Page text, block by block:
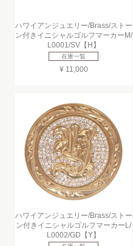
ハワイアンジュエリー/Brass/ストー
ン付きイニシャルゴルフマーカーM/
L0001/SV【H】
在庫一覧
¥ 11,000
ハワイアンジュエリー/Brass/ストー
ン付きイニシャルゴルフマーカーL/
L0002/GD【Y】